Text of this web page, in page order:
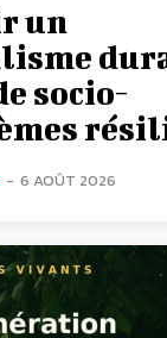
un
socio-
- 6 AOÛT 2026